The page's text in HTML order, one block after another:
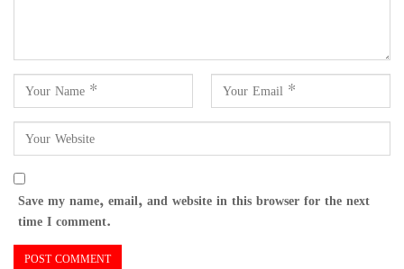
Save my name, email, and website in this browser for the next
time I comment.